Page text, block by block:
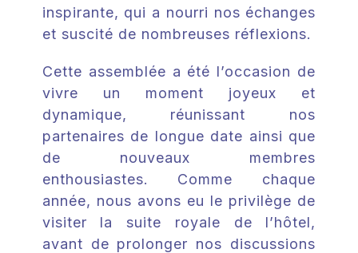
inspirante, qui a nourri nos échanges
et suscité de nombreuses réflexions.
Cette assemblée a été l’occasion de
vivre un moment joyeux et
dynamique, réunissant nos
partenaires de longue date ainsi que
de nouveaux membres
enthousiastes. Comme chaque
année, nous avons eu le privilège de
visiter la suite royale de l’hôtel,
avant de prolonger nos discussions